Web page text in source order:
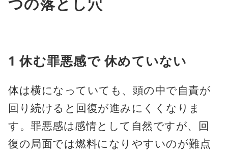
1 休む罪悪感で 休めていない
体は横になっていても、頭の中で自責が
回り続けると回復が進みにくくなりま
す。罪悪感は感情として自然ですが、回
復の局面では燃料になりやすいのが難点